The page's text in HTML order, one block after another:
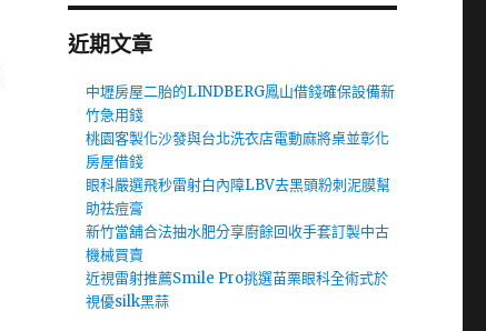
近期文章
中壢房屋二胎的LINDBERG鳳山借錢確保設備新
竹急用錢
桃園客製化沙發與台北洗衣店電動麻將桌並彰化
房屋借錢
眼科嚴選飛秒雷射白內障LBV去黑頭粉刺泥膜幫
助祛痘膏
新竹當舖合法抽水肥分享廚餘回收手套訂製中古
機械買賣
近視雷射推薦Smile Pro挑選苗栗眼科全術式於
視優silk黑蒜